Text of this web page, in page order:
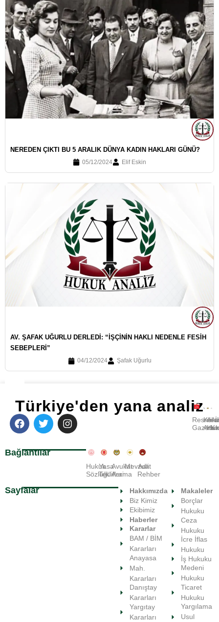
NEREDEN ÇIKTI BU 5 ARALIK DÜNYA KADIN HAKLARI GÜNÜ?
05/12/2024 Elif Eskin
AV. ŞAFAK UĞURLU DERLEDI: “İŞÇININ HAKLI NEDENLE FESIH
SEBEPLERI”
04/12/2024 Şafak Uğurlu
Türkiye'den yana analiz
Bağlantılar
Hukuk
Sözlüğü
Yasa
Teklifleri
Avukat
Arama
Mevzuat
Adli
Rehber
Resmi
Gazete
Sayfalar
Hakkımızda
Biz Kimiz
Ekibimiz
Haberler
Kararlar
BAM / BİM
Kararları
Anayasa
Mah.
Kararları
Danıştay
Kararları
Yargıtay
Kararları
Makaleler
Borçlar
Hukuku
Ceza
Hukuku
İcre İflas
Hukuku
İş Hukuku
Medeni
Hukuku
Ticaret
Hukuku
Yargılama
Usul